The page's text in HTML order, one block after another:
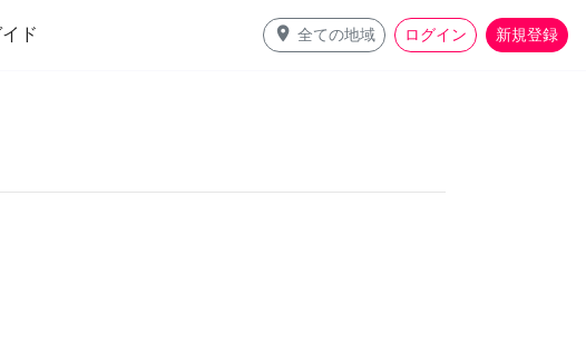
ド place 全ての地域 ログイン 新規登録